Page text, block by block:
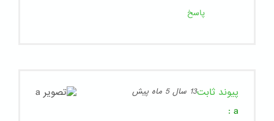
پاسخ
پیوند ثابت13 سال 5 ماه پیش
a
: